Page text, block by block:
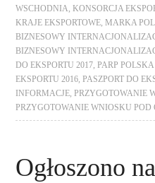
WSCHODNIA
KONSORCJA
KRAJE EKSPORTOWE
MARKA
BIZNESOWY
BIZNESOWY
DO EKSPORTU 2017
PARP
EKSPORTU 2016
PASZPORT DO
INFORMACJE
PRZYGOTOWANIE
PRZYGOTOWANIE WNIOSKU POD
Ogłoszono